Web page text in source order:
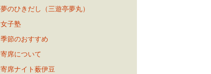
夢のひきだし（三遊亭夢丸）
女子塾
季節のおすすめ
寄席について
寄席ナイト薮伊豆